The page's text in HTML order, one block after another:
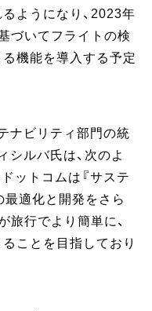
ようになり、2023年
づいてフライトの検
機能を導入する予定
ナビリティ部門の統
シルバ氏は、次のよ
ットコムは『サステ
最適化と開発をさら
旅行でより簡単に、
ことを目指しており